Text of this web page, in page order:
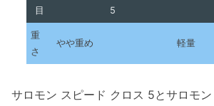
目
5
重
さ
やや重め 軽量
サロモン スピード クロス 5とサロモ